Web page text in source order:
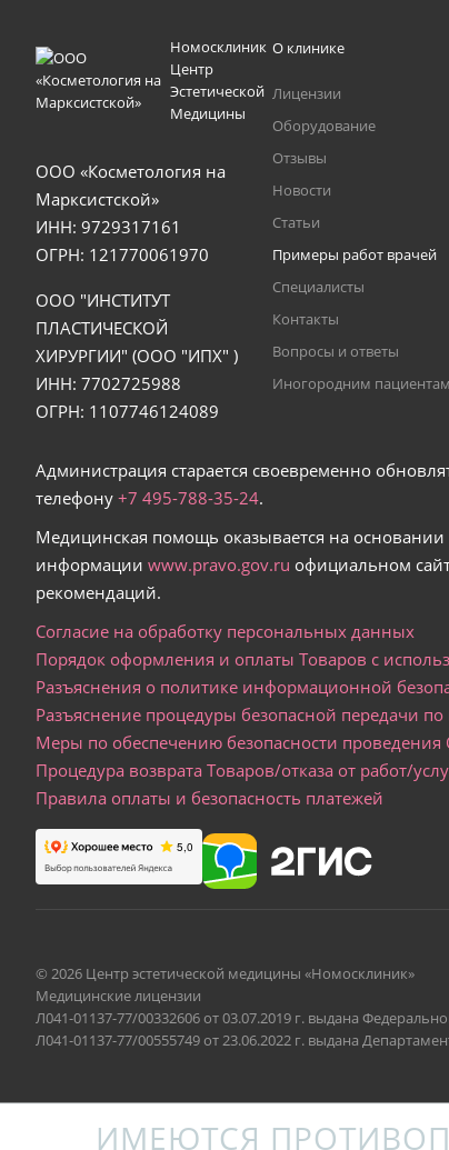
Номосклиник
Центр
Эстетической
Медицины
ООО «Косметология на
Марксистской»
ИНН: 9729317161
ОГРН: 121770061970
ООО "ИНСТИТУТ
ПЛАСТИЧЕСКОЙ
ХИРУРГИИ" (ООО "ИПХ" )
ИНН: 7702725988
ОГРН: 1107746124089
О клинике
Лицензии
Оборудование
Отзывы
Новости
Статьи
Примеры работ врачей
Специалисты
Контакты
Вопросы и ответы
Иногородним пациентам
Администрация старается своевременно
телефону +7 495-788-35-24.
Медицинская помощь оказывается на
информации www.pravo.gov.ru официальном
рекомендаций.
Согласие на обработку персональных данных
Порядок оформления и оплаты Товаров с
Разъяснения о политике информационной
Разъяснение процедуры безопасной передачи
Меры по обеспечению безопасности
Процедура возврата Товаров/отказа от работ/
Правила оплаты и безопасность платежей
© 2026 Центр эстетической медицины «Номосклиник»
Медицинские лицензии
Л041-01137-77/00332606 от 03.07.2019 г. выдана
Л041-01137-77/00555749 от 23.06.2022 г. выдана
ИМЕЮТСЯ